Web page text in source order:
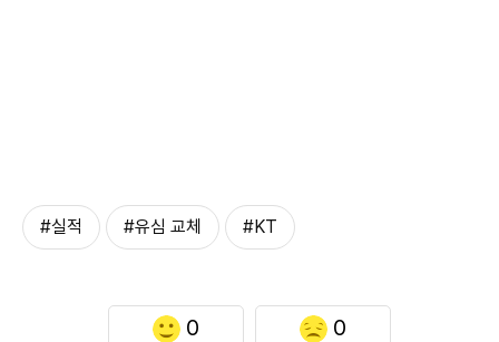
#실적 #유심 교체 #KT
0 0